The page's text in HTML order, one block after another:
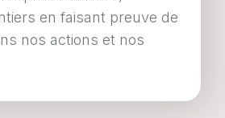
en faisant preuve de
nos actions et nos